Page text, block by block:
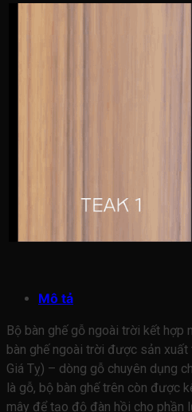
Mô tả
Bộ bàn ghế gỗ ngoài trời kết hợp
bàn ghế ngoài trời được sản
Giá Tỵ) – dòng gỗ chuyên dụng
là gỗ, bộ bàn ghế trên còn được
mây để tạo độ đàn hồi cho phần